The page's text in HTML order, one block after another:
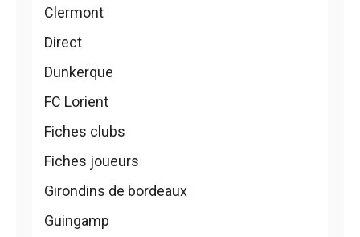
Clermont
Direct
Dunkerque
FC Lorient
Fiches clubs
Fiches joueurs
Girondins de bordeaux
Guingamp